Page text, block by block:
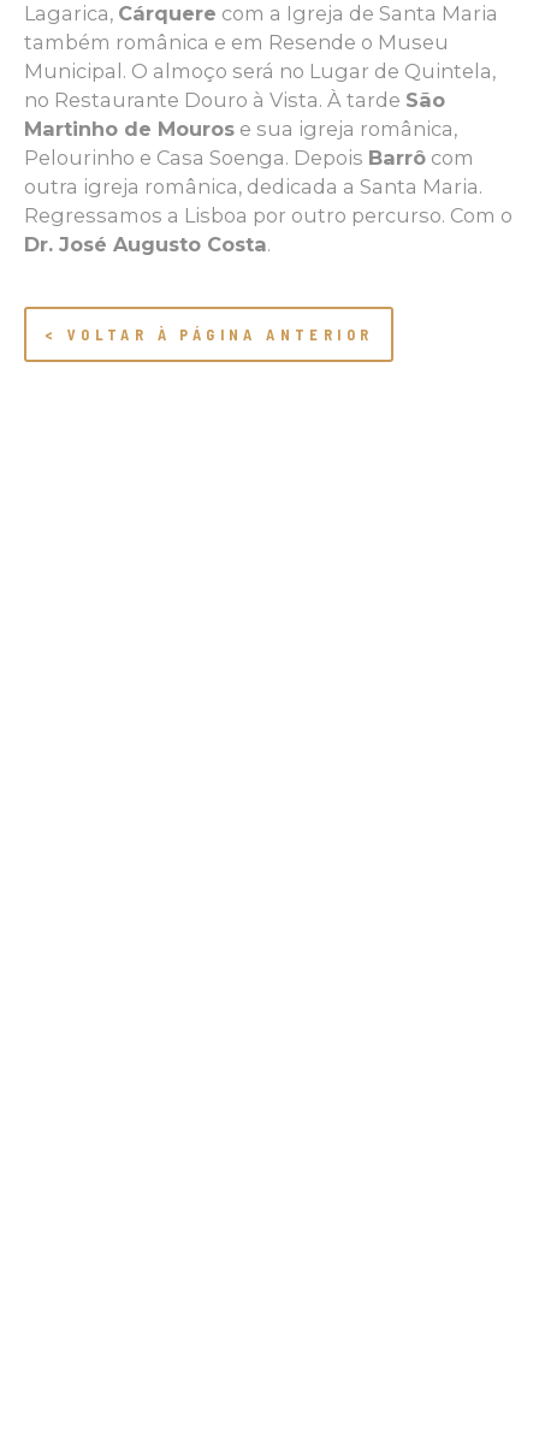
Lagarica, Cárquere com a Igreja de Santa Maria
também românica e em Resende o Museu
Municipal. O almoço será no Lugar de Quintela,
no Restaurante Douro à Vista. À tarde São
Martinho de Mouros e sua igreja românica,
Pelourinho e Casa Soenga. Depois Barrô com
outra igreja românica, dedicada a Santa Maria.
Regressamos a Lisboa por outro percurso. Com o
Dr. José Augusto Costa.
< VOLTAR À PÁGINA ANTERIOR